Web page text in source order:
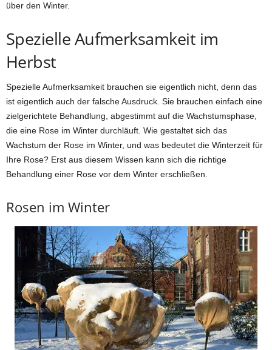
über den Winter.
Spezielle Aufmerksamkeit im
Herbst
Spezielle Aufmerksamkeit brauchen sie eigentlich nicht, denn das
ist eigentlich auch der falsche Ausdruck. Sie brauchen einfach eine
zielgerichtete Behandlung, abgestimmt auf die Wachstumsphase,
die eine Rose im Winter durchläuft. Wie gestaltet sich das
Wachstum der Rose im Winter, und was bedeutet die Winterzeit für
Ihre Rose? Erst aus diesem Wissen kann sich die richtige
Behandlung einer Rose vor dem Winter erschließen.
Rosen im Winter